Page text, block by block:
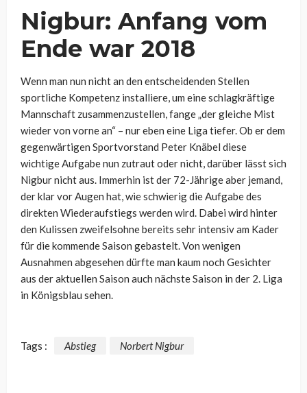
Nigbur: Anfang vom
Ende war 2018
Wenn man nun nicht an den entscheidenden Stellen
sportliche Kompetenz installiere, um eine schlagkräftige
Mannschaft zusammenzustellen, fange „der gleiche Mist
wieder von vorne an“ – nur eben eine Liga tiefer. Ob er dem
gegenwärtigen Sportvorstand Peter Knäbel diese
wichtige Aufgabe nun zutraut oder nicht, darüber lässt sich
Nigbur nicht aus. Immerhin ist der 72-Jährige aber jemand,
der klar vor Augen hat, wie schwierig die Aufgabe des
direkten Wiederaufstiegs werden wird. Dabei wird hinter
den Kulissen zweifelsohne bereits sehr intensiv am Kader
für die kommende Saison gebastelt. Von wenigen
Ausnahmen abgesehen dürfte man kaum noch Gesichter
aus der aktuellen Saison auch nächste Saison in der 2. Liga
in Königsblau sehen.
Tags : Abstieg Norbert Nigbur